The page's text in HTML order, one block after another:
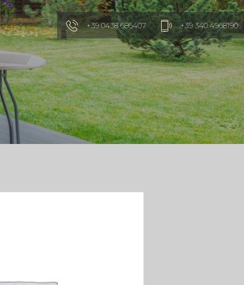
+39 0438 686407 +39 340 4968190